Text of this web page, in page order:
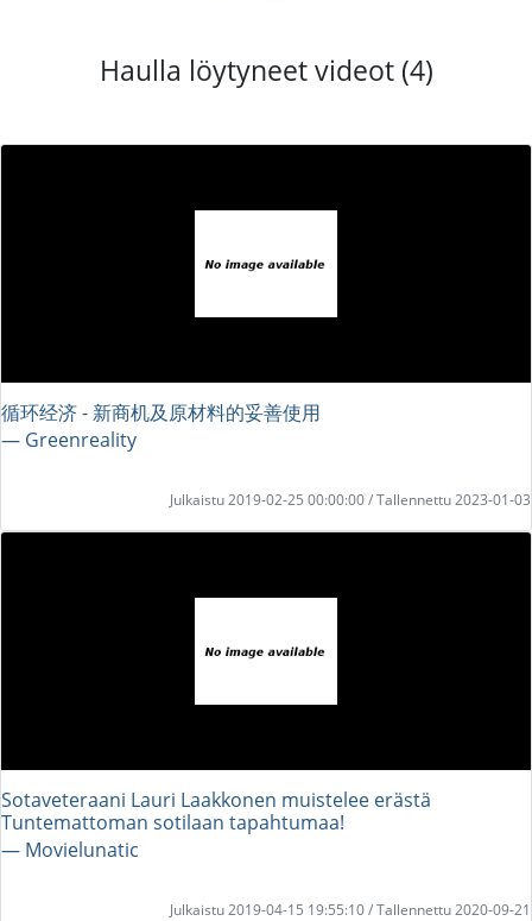
Haulla löytyneet videot (4)
循环经济 - 新商机及原材料的妥善使用
― Greenreality
Julkaistu 2019-02-25 00:00:00 / Tallennettu 2023-01-03
Sotaveteraani Lauri Laakkonen muistelee erästä
Tuntemattoman sotilaan tapahtumaa!
― Movielunatic
Julkaistu 2019-04-15 19:55:10 / Tallennettu 2020-09-21